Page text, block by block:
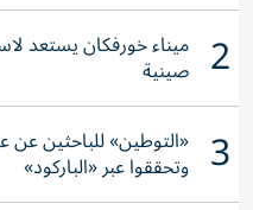
2 ميناء خورفكان يستعد
صينية
3 «التوطين» للباحثين
وتحققوا عبر «الباركود»